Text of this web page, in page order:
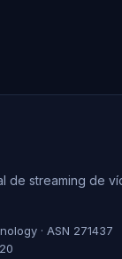
de streaming de
· ASN 271437